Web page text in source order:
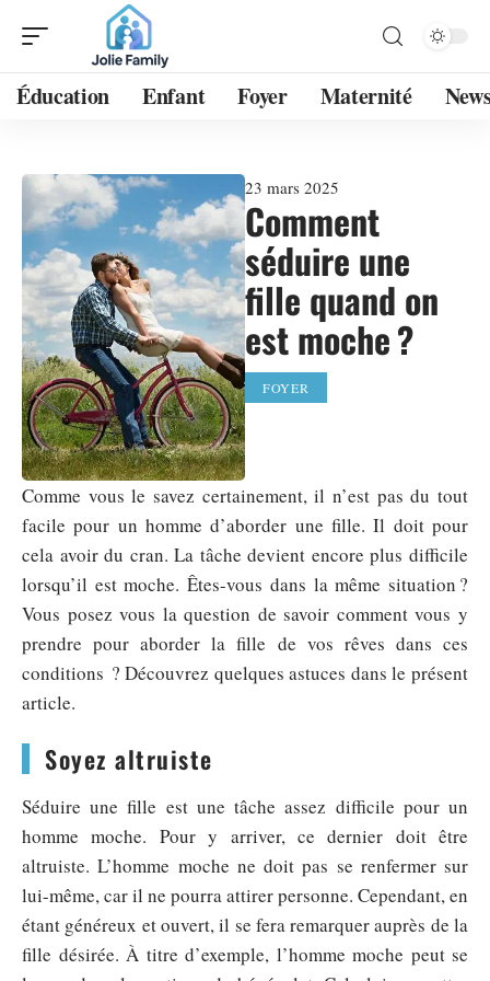
Éducation Enfant Foyer Maternité
23 mars 2025
Comment
séduire une
fille quand on
est moche ?
FOYER
Comme vous le savez certainement, il n’est pas du tout
facile pour un homme d’aborder une fille. Il doit pour
cela avoir du cran. La tâche devient encore plus difficile
lorsqu’il est moche. Êtes-vous dans la même situation ?
Vous posez vous la question de savoir comment vous y
prendre pour aborder la fille de vos rêves dans ces
conditions ? Découvrez quelques astuces dans le présent
article.
Soyez altruiste
Séduire une fille est une tâche assez difficile pour un
homme moche. Pour y arriver, ce dernier doit être
altruiste. L’homme moche ne doit pas se renfermer sur
lui-même, car il ne pourra attirer personne. Cependant, en
étant généreux et ouvert, il se fera remarquer auprès de la
fille désirée. À titre d’exemple, l’homme moche peut se